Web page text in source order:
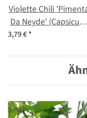
Violette Chili
Da Neyde' (Capsicum
chinense x annuum)
3,79 €*